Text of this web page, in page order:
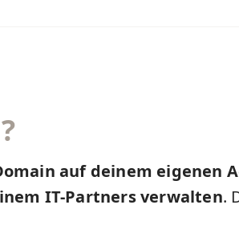
auf deinem eigenen
IT-Partners verwalten.